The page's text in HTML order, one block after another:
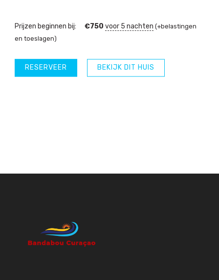
Prijzen beginnen bij: €750 voor 5 nachten (+belastingen
en toeslagen)
BEKIJK DIT HUIS
RESERVEER